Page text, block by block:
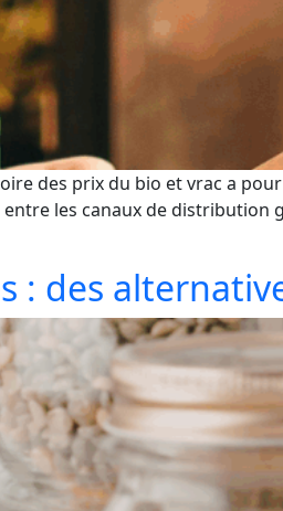
des prix du bio et vrac a
les canaux de distribution
: des